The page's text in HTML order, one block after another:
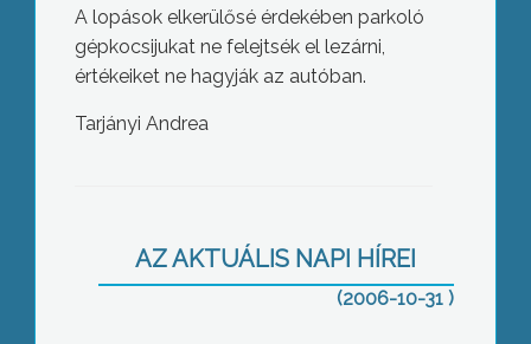
A lopások elkerülősé érdekében parkoló
gépkocsijukat ne felejtsék el lezárni,
értékeiket ne hagyják az autóban.
Tarjányi Andrea
AZ AKTUÁLIS NAPI HÍREI
(2006-10-31 )